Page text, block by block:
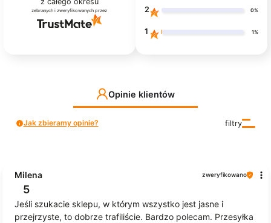
zebranych i zweryfikowanych przez 2 0%
1 1%
Opinie klientów
filtry
Jak zbieramy opinie?
Milena zweryfikowano
5
Jeśli szukacie sklepu, w którym wszystko jest jasne i
przejrzyste, to dobrze trafiliście. Bardzo polecam. Przesyłka